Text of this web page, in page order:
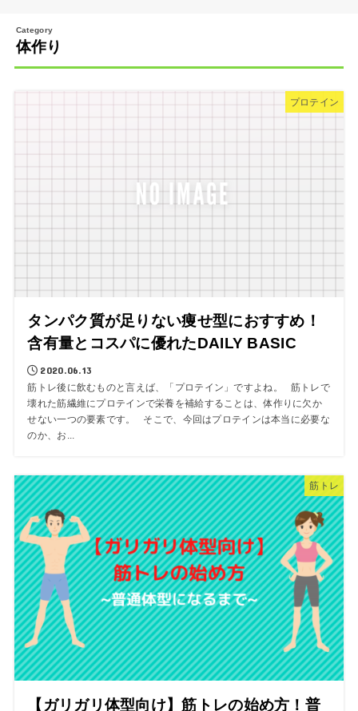
体作り
プロテイン
タンパク質が足りない痩せ型におすすめ！
含有量とコスパに優れたDAILY BASIC
2020.06.13
筋トレ後に飲むものと言えば、「プロテイン」ですよね。 筋トレで
壊れた筋繊維にプロテインで栄養を補給することは、体作りに欠か
せない一つの要素です。 そこで、今回はプロテインは本当に必要な
のか、お...
筋トレ
【ガリガリ体型向け】筋トレの始め方！普